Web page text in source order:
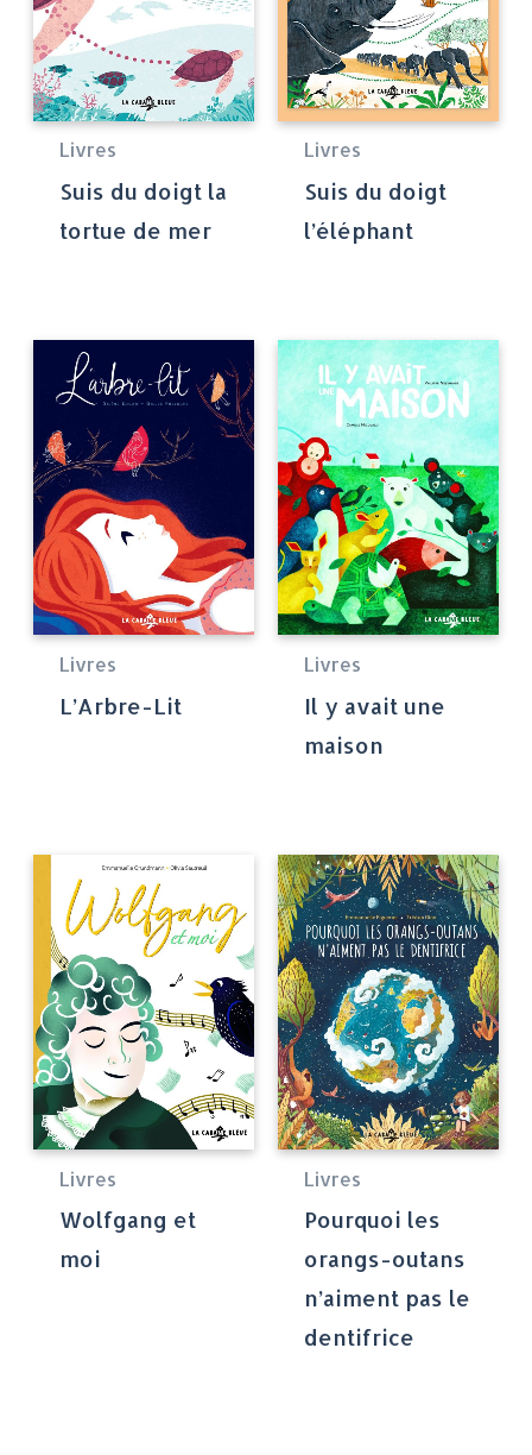
Livres
Suis du doigt la
tortue de mer
Livres
Suis du doigt
l’éléphant
Livres
L’Arbre-Lit
Livres
Il y avait une
maison
Livres
Wolfgang et
moi
Livres
Pourquoi les
orangs-outans
n’aiment pas le
dentifrice